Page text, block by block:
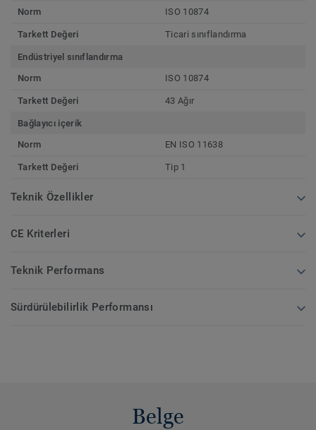
Norm
ISO 10874
Tarkett Değeri Ticari sınıflandırma
Endüstriyel sınıflandırma
Norm
ISO 10874
Tarkett Değeri 43 Ağır
Bağlayıcı içerik
Norm
EN ISO 11638
Tarkett Değeri Tip 1
Teknik Özellikler
CE Kriterleri
Teknik Performans
Sürdürülebilirlik Performansı
Belge